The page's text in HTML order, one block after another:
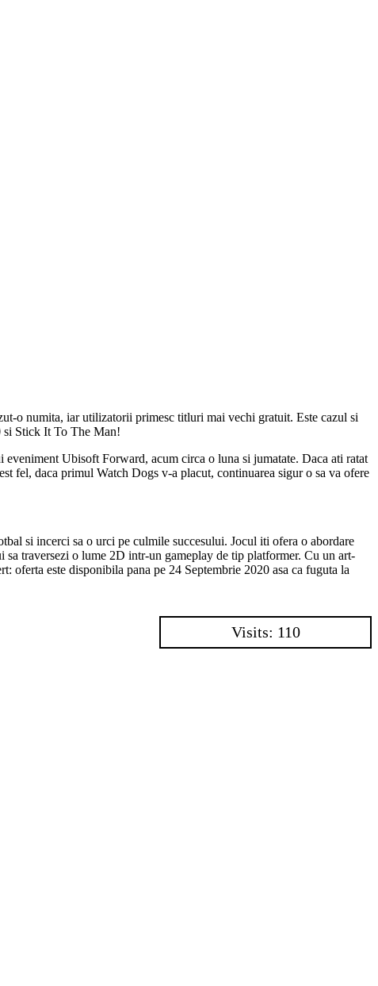
o numita, iar utilizatorii primesc titluri mai vechi gratuit. Este cazul si
si Stick It To The Man!
Ubisoft Forward, acum circa o luna si jumatate. Daca ati ratat
fel, daca primul Watch Dogs v-a placut, continuarea sigur o sa va ofere
si incerci sa o urci pe culmile succesului. Jocul iti ofera o abordare
traversezi o lume 2D intr-un gameplay de tip platformer. Cu un art-
oferta este disponibila pana pe 24 Septembrie 2020 asa ca fuguta la
Visits: 110